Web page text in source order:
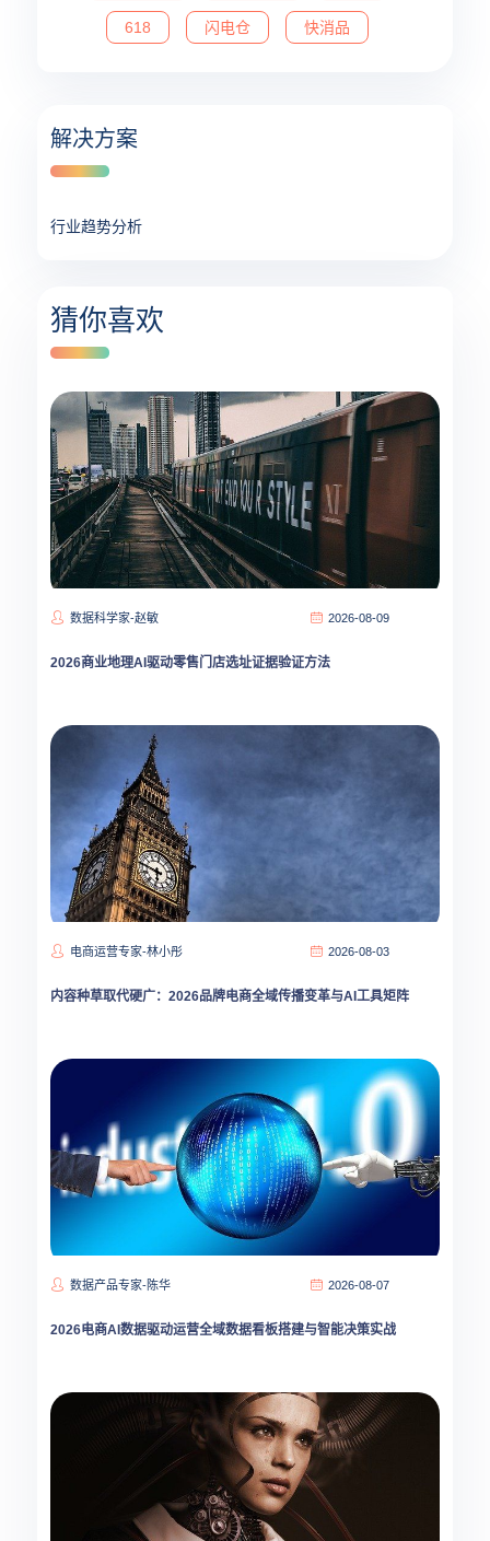
618 闪电仓 快消品
解决方案
行业趋势分析
猜你喜欢
数据科学家-赵敏 2026-08-09
2026商业地理AI驱动零售门店选址证据验证方法
电商运营专家-林小彤 2026-08-03
内容种草取代硬广：2026品牌电商全域传播变革与AI工具矩阵
数据产品专家-陈华 2026-08-07
2026电商AI数据驱动运营全域数据看板搭建与智能决策实战